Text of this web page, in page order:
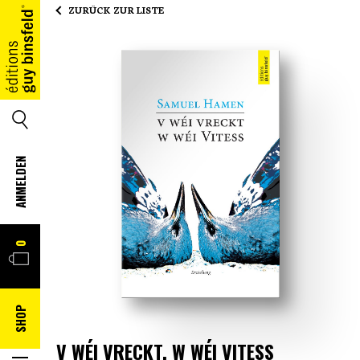
HOME
SUCHE
ANMELDEN
WARENKORB
0
SHOP
ZURÜCK ZUR LISTE
V WÉI VRECKT, W WÉI VITESS